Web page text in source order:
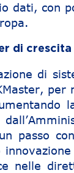
dati, con
di crescita
di
passo
nelle